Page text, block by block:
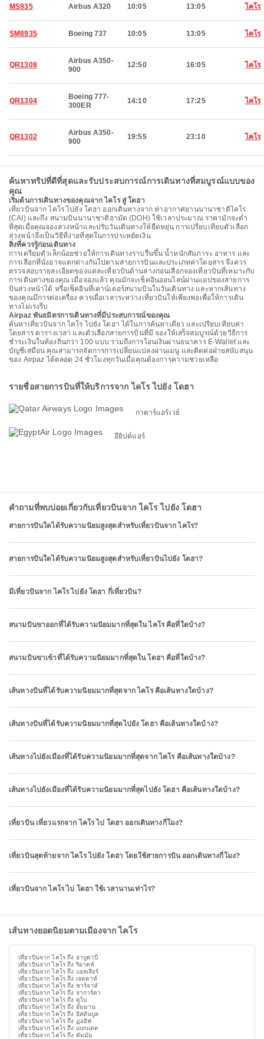
MS935 Airbus A320 10:05 13:05 ไคโร
SM8935 Boeing 737 10:05 13:05 ไคโร
QR1308
Airbus A350-
900
12:50 16:05 ไคโร
QR1304
Boeing 777-
300ER
14:10 17:25 ไคโร
QR1302
Airbus A350-
900
19:55 23:10 ไคโร
ค้นหาทริปที่ดีที่สุดและรับประสบการณ์การเดินทางที่สมบูรณ์แบบของ
คุณ
เริ่มต้นการเดินทางของคุณจาก ไคโร สู่ โดฮา
เที่ยวบินจาก ไคโร ไปยัง โดฮา ออกเดินทางจาก ท่าอากาศยานนานาชาติไคโร
(CAI) และถึง สนามบินนานาชาติฮามัด (DOH) ใช้เวลาประมาณ ราคามักจะต่ำ
ที่สุดเมื่อคุณจองล่วงหน้าและปรับวันเดินทางให้ยืดหยุ่น การเปรียบเทียบตัวเลือก
ล่วงหน้าจึงเป็นวิธีที่ง่ายที่สุดในการประหยัดเงิน
สิ่งที่ควรรู้ก่อนเดินทาง
การเตรียมตัวเล็กน้อยช่วยให้การเดินทางราบรื่นขึ้น น้ำหนักสัมภาระ อาหาร และ
การเลือกที่นั่งอาจแตกต่างกันไปตามสายการบินและประเภทค่าโดยสาร จึงควร
ตรวจสอบรายละเอียดของแต่ละเที่ยวบินด้านล่างก่อนเลือกจองเที่ยวบินที่เหมาะกับ
การเดินทางของคุณ เมื่อจองแล้ว คุณมักจะเช็คอินออนไลน์ผ่านแอปของสายการ
บินล่วงหน้าได้ หรือเช็คอินที่เคาน์เตอร์สนามบินในวันเดินทาง และหากเส้นทาง
ของคุณมีการต่อเครื่อง ควรเผื่อเวลาระหว่างเที่ยวบินให้เพียงพอเพื่อให้การเดิน
ทางไม่เร่งรีบ
Airpaz พันธมิตรการเดินทางที่มีประสบการณ์ของคุณ
ค้นหาเที่ยวบินจาก ไคโร ไปยัง โดฮา ได้ในการค้นหาเดียว และเปรียบเทียบค่า
โดยสาร ตารางเวลา และตัวเลือกสายการบินที่มี จองให้เสร็จสมบูรณ์ด้วยวิธีการ
ชำระเงินในท้องถิ่นกว่า 100 แบบ รวมถึงการโอนเงินผ่านธนาคาร E-Wallet และ
บัญชีเสมือน คุณสามารถจัดการการเปลี่ยนแปลงผ่านเมนู และติดต่อฝ่ายสนับสนุน
ของ Airpaz ได้ตลอด 24 ชั่วโมงทุกวันเมื่อคุณต้องการความช่วยเหลือ
รายชื่อสายการบินที่ให้บริการจาก ไคโร ไปยัง โดฮา
กาตาร์แอร์เวย์
อียิปต์แอร์
คำถามที่พบบ่อยเกี่ยวกับเที่ยวบินจาก ไคโร ไปยัง โดฮา
สายการบินใดได้รับความนิยมสูงสุดสำหรับเที่ยวบินจาก ไคโร?
สายการบินใดได้รับความนิยมสูงสุดสำหรับเที่ยวบินไปยัง โดฮา?
มีเที่ยวบินจาก ไคโร ไปยัง โดฮา กี่เที่ยวบิน?
สนามบินขาออกที่ได้รับความนิยมมากที่สุดใน ไคโร คือที่ใดบ้าง?
สนามบินขาเข้าที่ได้รับความนิยมมากที่สุดใน โดฮา คือที่ใดบ้าง?
เส้นทางบินที่ได้รับความนิยมมากที่สุดจาก ไคโร คือเส้นทางใดบ้าง?
เส้นทางบินที่ได้รับความนิยมมากที่สุดไปยัง โดฮา คือเส้นทางใดบ้าง?
เส้นทางไปยังเมืองที่ได้รับความนิยมมากที่สุดจาก ไคโร คือเส้นทางใดบ้าง?
เส้นทางไปยังเมืองที่ได้รับความนิยมมากที่สุดไปยัง โดฮา คือเส้นทางใดบ้าง?
เที่ยวบิน เที่ยวแรกจาก ไคโร ไป โดฮา ออกเดินทางกี่โมง?
เที่ยวบินสุดท้ายจาก ไคโร ไปยัง โดฮา โดยใช้สายการบิน ออกเดินทางกี่โมง?
เที่ยวบินจาก ไคโร ไป โดฮา ใช้เวลานานเท่าไร?
เส้นทางยอดนิยมตามเมืองจาก ไคโร
เที่ยวบินจาก ไคโร ถึง อาบูดาบี
เที่ยวบินจาก ไคโร ถึง ริยาดห์
เที่ยวบินจาก ไคโร ถึง แอลเจียร์
เที่ยวบินจาก ไคโร ถึง เจดดาห์
เที่ยวบินจาก ไคโร ถึง ชาร์จาห์
เที่ยวบินจาก ไคโร ถึง จาการ์ตา
เที่ยวบินจาก ไคโร ถึง ดูไบ
เที่ยวบินจาก ไคโร ถึง อัมมาน
เที่ยวบินจาก ไคโร ถึง อิสตันบูล
เที่ยวบินจาก ไคโร ถึง ฏออิฟ
เที่ยวบินจาก ไคโร ถึง แบกแดด
เที่ยวบินจาก ไคโร ถึง ดัมมัม